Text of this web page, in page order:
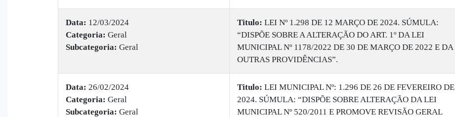
Data: 12/03/2024
Categoria: Geral
Subcategoria: Geral
Titulo: LEI Nº 1.298 DE 12 MARÇO DE 2024. SÚMULA:
“DISPÕE SOBRE A ALTERAÇÃO DO ART. 1º DA LEI
MUNICIPAL Nº 1178/2022 DE 30 DE MARÇO DE 2022 E DA
OUTRAS PROVIDÊNCIAS”.
Data: 26/02/2024
Categoria: Geral
Subcategoria: Geral
Titulo: ​LEI MUNICIPAL Nº: 1.296 DE 26 DE FEVEREIRO DE
2024. SÚMULA: “DISPÕE SOBRE ALTERAÇÃO DA LEI
MUNICIPAL Nº 520/2011 E PROMOVE REVISÃO GERAL